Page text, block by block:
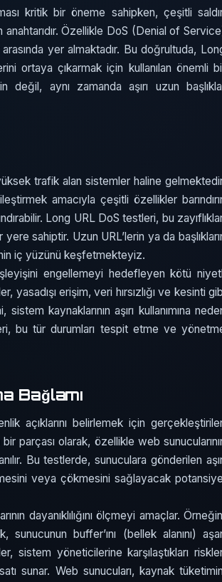
kritik bir öneme sahipken, çeşitli
Özellikle DoS (Denial of
yer almaktadır. Bu doğrultuda,
ortaya çıkarmak için kullanılan önemli
aynı zamanda aşırı uzun
trafik alan sistemler haline
amacıyla çeşitli özellikler
Long URL DoS testleri, bu
yere sahiptir. Uzun URL’lerin ya da
iç yüzünü keşfetmekteyiz.
engellemeyi hedefleyen kötü
yasadışı erişim, veri hırsızlığı ve kesinti
kaynaklarının aşırı kullanımına
bu tür durumları tespit etme ve
Bağlamı
açıklarını belirlemek için
parçası olarak, özellikle web
Bu testlerde, sunuculara gönderilen
veya çökmesini sağlayacak potansiyel
dayanıklılığını ölçmeyi amaçlar.
buffer’ını (bellek alanını)
sistem yöneticilerine karşılaştıkları
sunar. Web sunucuları, kaynak